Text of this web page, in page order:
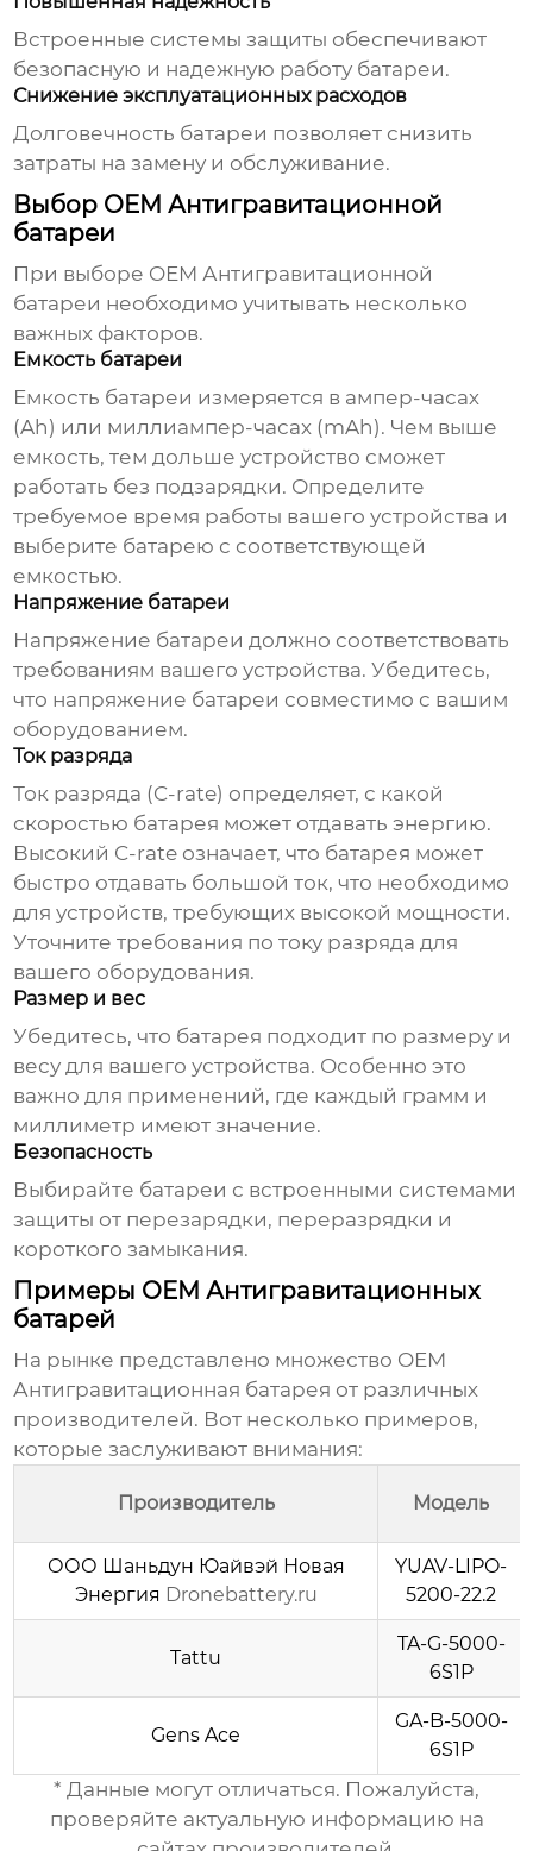
Встроенные системы защиты обеспечивают
безопасную и надежную работу батареи.
Снижение эксплуатационных расходов
Долговечность батареи позволяет снизить
затраты на замену и обслуживание.
Выбор OEM Антигравитационной
батареи
При выборе OEM Антигравитационной
батареи необходимо учитывать несколько
важных факторов.
Емкость батареи
Емкость батареи измеряется в ампер-часах
(Ah) или миллиампер-часах (mAh). Чем выше
емкость, тем дольше устройство сможет
работать без подзарядки. Определите
требуемое время работы вашего устройства и
выберите батарею с соответствующей
емкостью.
Напряжение батареи
Напряжение батареи должно соответствовать
требованиям вашего устройства. Убедитесь,
что напряжение батареи совместимо с вашим
оборудованием.
Ток разряда
Ток разряда (C-rate) определяет, с какой
скоростью батарея может отдавать энергию.
Высокий C-rate означает, что батарея может
быстро отдавать большой ток, что необходимо
для устройств, требующих высокой мощности.
Уточните требования по току разряда для
вашего оборудования.
Размер и вес
Убедитесь, что батарея подходит по размеру и
весу для вашего устройства. Особенно это
важно для применений, где каждый грамм и
миллиметр имеют значение.
Безопасность
Выбирайте батареи с встроенными системами
защиты от перезарядки, переразрядки и
короткого замыкания.
Примеры OEM Антигравитационных
батарей
На рынке представлено множество OEM
Антигравитационная батарея от различных
производителей. Вот несколько примеров,
которые заслуживают внимания:
Производитель Модель
ООО Шаньдун Юайвэй Новая
Энергия Dronebattery.ru
YUAV-LIPO-
5200-22.2
Tattu
TA-G-5000-
6S1P
Gens Ace
GA-B-5000-
6S1P
* Данные могут отличаться. Пожалуйста,
проверяйте актуальную информацию на